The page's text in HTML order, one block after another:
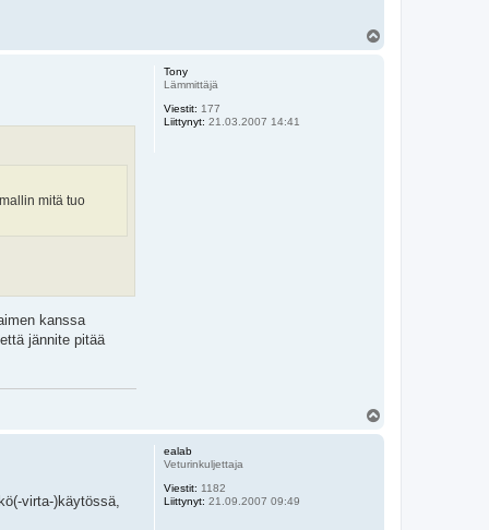
Tony
Lämmittäjä
Viestit: 177
Liittynyt: 21.03.2007 14:41
mitä tuo
kanssa
jännite pitää
ealab
Veturinkuljettaja
Viestit: 1182
Liittynyt: 21.09.2007 09:49
virta-)käytössä,